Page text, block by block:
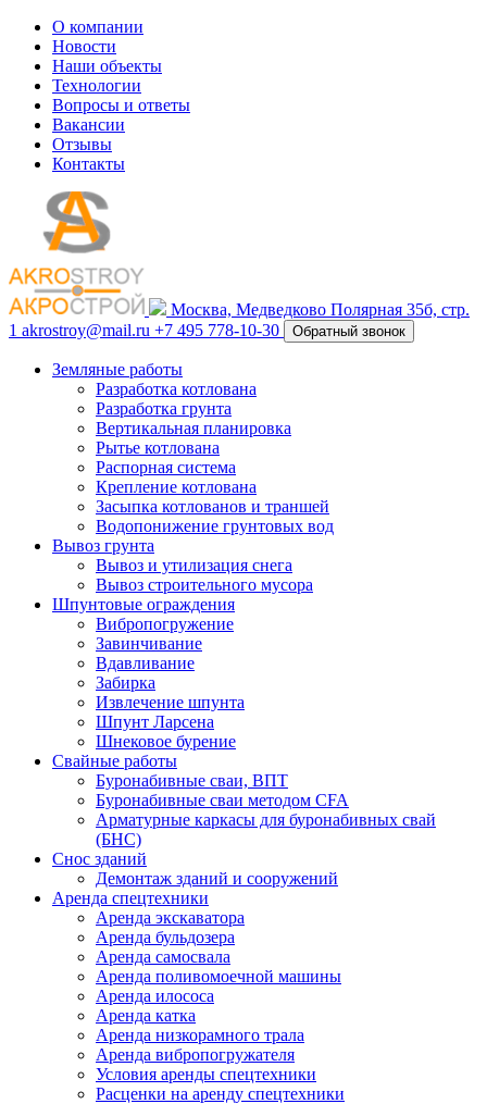
О компании
Новости
Наши объекты
Технологии
Вопросы и ответы
Вакансии
Отзывы
Контакты
Москва, Медведково Полярная 35б, стр.
1 akrostroy@mail.ru +7 495 778-10-30 Обратный звонок
Земляные работы
Разработка котлована
Разработка грунта
Вертикальная планировка
Рытье котлована
Распорная система
Крепление котлована
Засыпка котлованов и траншей
Водопонижение грунтовых вод
Вывоз грунта
Вывоз и утилизация снега
Вывоз строительного мусора
Шпунтовые ограждения
Вибропогружение
Завинчивание
Вдавливание
Забирка
Извлечение шпунта
Шпунт Ларсена
Шнековое бурение
Свайные работы
Буронабивные сваи, ВПТ
Буронабивные сваи методом CFA
Арматурные каркасы для буронабивных свай
(БНС)
Снос зданий
Демонтаж зданий и сооружений
Аренда спецтехники
Аренда экскаватора
Аренда бульдозера
Аренда самосвала
Аренда поливомоечной машины
Аренда илососа
Аренда катка
Аренда низкорамного трала
Аренда вибропогружателя
Условия аренды спецтехники
Расценки на аренду спецтехники